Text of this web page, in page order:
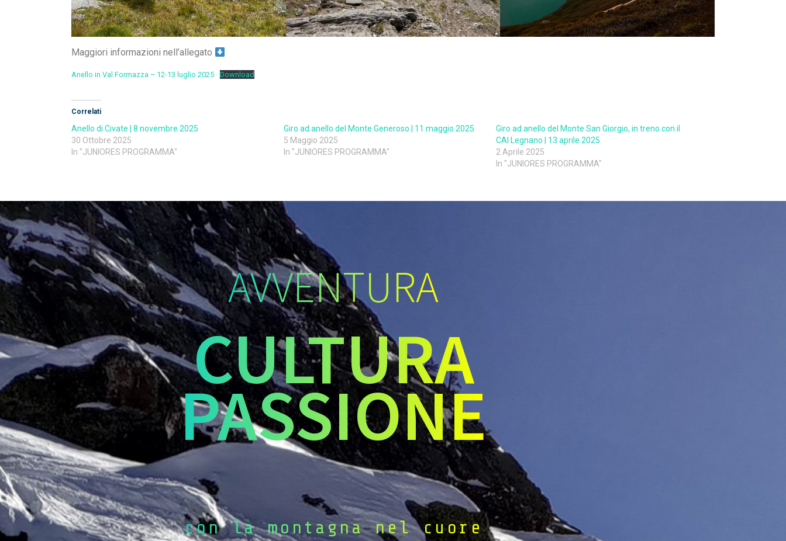
Maggiori informazioni nell’allegato
Anello in Val Formazza – 12-13 luglio 2025 Download
Correlati
Anello di Civate | 8 novembre 2025
30 Ottobre 2025
In "JUNIORES PROGRAMMA"
Giro ad anello del Monte Generoso | 11 maggio 2025
5 Maggio 2025
In "JUNIORES PROGRAMMA"
Giro ad anello del Monte San Giorgio, in treno con il
CAI Legnano | 13 aprile 2025
2 Aprile 2025
In "JUNIORES PROGRAMMA"
AVVENTURA
CULTURA
PASSIONE
con la montagna nel cuore